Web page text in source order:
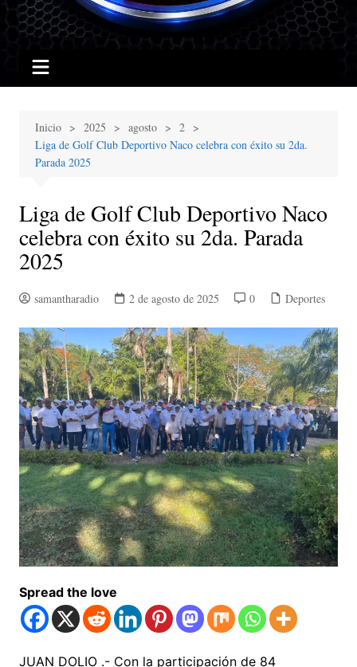
Inicio 2025 agosto
2
Liga de Golf Club Deportivo Naco celebra con éxito su 2da.
Parada 2025
Liga de Golf Club Deportivo Naco
celebra con éxito su 2da. Parada
2025
samantharadio 2 de agosto de 2025 0 Deportes
Spread the love
JUAN DOLIO .- Con la participación de 84